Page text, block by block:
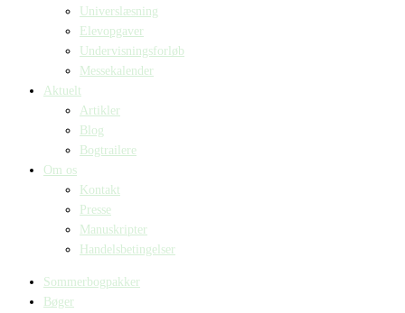
Universlæsning
Elevopgaver
Undervisningsforløb
Messekalender
Aktuelt
Artikler
Blog
Bogtrailere
Om os
Kontakt
Presse
Manuskripter
Handelsbetingelser
Sommerbogpakker
Bøger